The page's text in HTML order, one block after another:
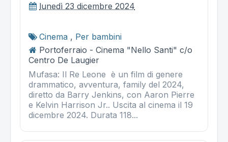
lunedì 23 dicembre 2024
Cinema , Per bambini
Portoferraio - Cinema "Nello Santi" c/o
Centro De Laugier
Mufasa: Il Re Leone è un film di genere
drammatico, avventura, family del 2024,
diretto da Barry Jenkins, con Aaron Pierre
e Kelvin Harrison Jr.. Uscita al cinema il 19
dicembre 2024. Durata 118...